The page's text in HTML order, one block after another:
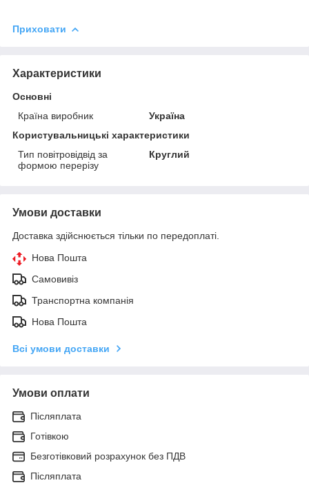
Приховати
Характеристики
Основні
Країна виробник
Україна
Користувальницькі характеристики
Тип повітровідвід за
формою перерізу
Круглий
Умови доставки
Доставка здійснюється тільки по передоплаті.
Нова Пошта
Самовивіз
Транспортна компанія
Нова Пошта
Всі умови доставки
Умови оплати
Післяплата
Готівкою
Безготівковий розрахунок без ПДВ
Післяплата